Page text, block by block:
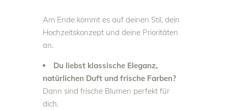
Am Ende kommt es auf deinen Stil, dein
Hochzeitskonzept und deine Prioritäten
an.
Du liebst klassische Eleganz,
natürlichen Duft und frische Farben?
Dann sind frische Blumen perfekt für
dich.